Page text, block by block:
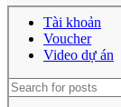
Tài khoản
Voucher
Video dự án